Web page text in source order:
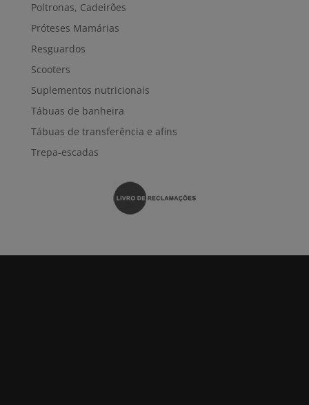
Poltronas, Cadeirões
Próteses Mamárias
Resguardos
Scooters
Suplementos nutricionais
Tábuas de banheira
Tábuas de transferência e afins
Trepa-escadas